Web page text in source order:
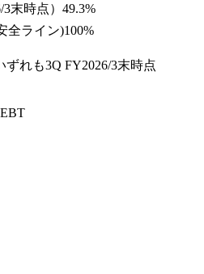
3末時点） 49.3%
全ライン)100%
ずれも3Q FY2026/3末時点